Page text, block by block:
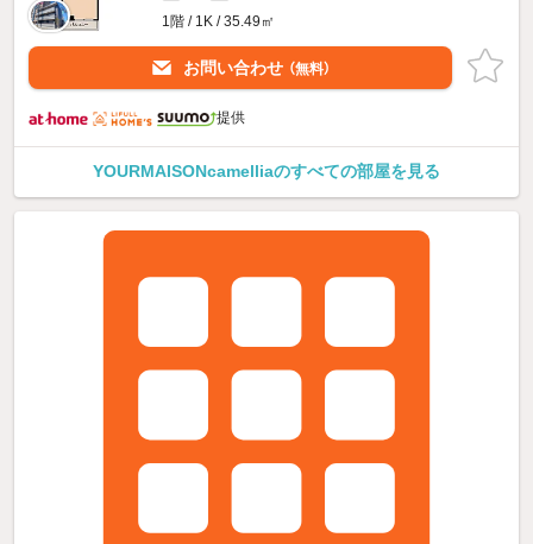
1階 / 1K / 35.49㎡
お問い合わせ （無料）
提供
YOURMAISONcamelliaのすべての部屋を見る